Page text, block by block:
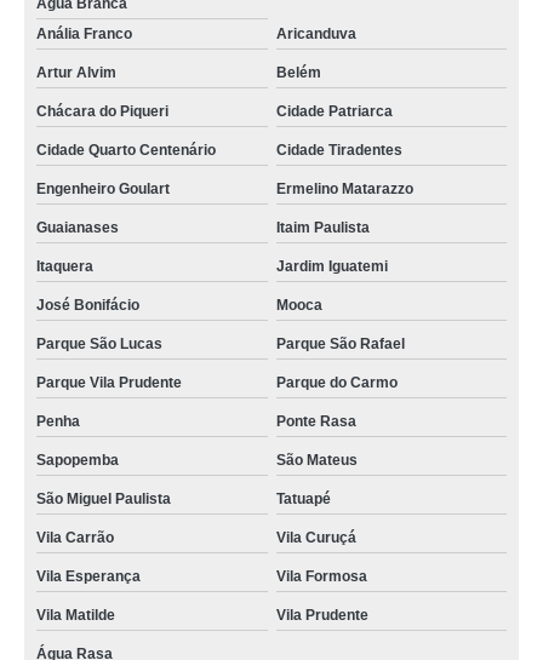
Água Branca
Anália Franco
Aricanduva
Artur Alvim Belém
Chácara do Piqueri Cidade Patriarca
Cidade Quarto Centenário Cidade Tiradentes
Engenheiro Goulart Ermelino Matarazzo
Guaianases Itaim Paulista
Itaquera Jardim Iguatemi
José Bonifácio Mooca
Parque São Lucas Parque São Rafael
Parque Vila Prudente Parque do Carmo
Penha Ponte Rasa
Sapopemba São Mateus
São Miguel Paulista Tatuapé
Vila Carrão Vila Curuçá
Vila Esperança Vila Formosa
Vila Matilde Vila Prudente
Água Rasa